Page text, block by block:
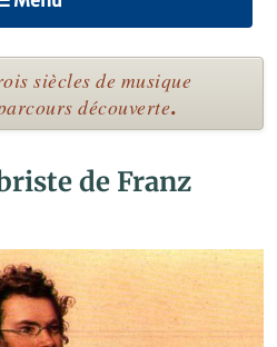
siècles de musique
découverte.
de Franz